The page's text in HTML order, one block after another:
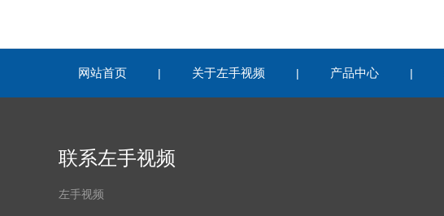
网站首页 | 关于左手视频 | 产品中心 |
联系左手视频
左手视频